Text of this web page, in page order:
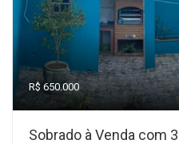
R$ 650.000
Sobrado à Venda com